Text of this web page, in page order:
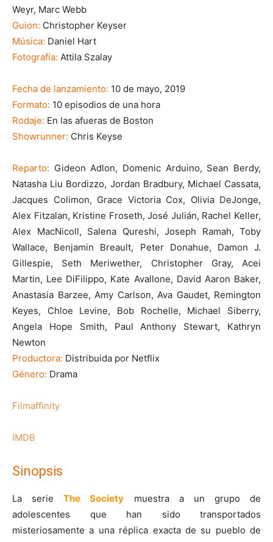
Weyr, Marc Webb
Guion: Christopher Keyser
Música: Daniel Hart
Fotografía: Attila Szalay
Fecha de lanzamiento: 10 de mayo, 2019
Formato: 10 episodios de una hora
Rodaje: En las afueras de Boston
Showrunner: Chris Keyse
Reparto: Gideon Adlon, Domenic Arduino, Sean Berdy,
Natasha Liu Bordizzo, Jordan Bradbury, Michael Cassata,
Jacques Colimon, Grace Victoria Cox, Olivia DeJonge,
Alex Fitzalan, Kristine Froseth, José Julián, Rachel Keller,
Alex MacNicoll, Salena Qureshi, Joseph Ramah, Toby
Wallace, Benjamin Breault, Peter Donahue, Damon J.
Gillespie, Seth Meriwether, Christopher Gray, Acei
Martin, Lee DiFilippo, Kate Avallone, David Aaron Baker,
Anastasia Barzee, Amy Carlson, Ava Gaudet, Remington
Keyes, Chloe Levine, Bob Rochelle, Michael Siberry,
Angela Hope Smith, Paul Anthony Stewart, Kathryn
Newton
Productora: Distribuida por Netflix
Género: Drama
Filmaffinity
IMDB
Sinopsis
La serieThe Society muestra a un grupo de
adolescentes que han sido transportados
misteriosamente a una réplica exacta de su pueblo de